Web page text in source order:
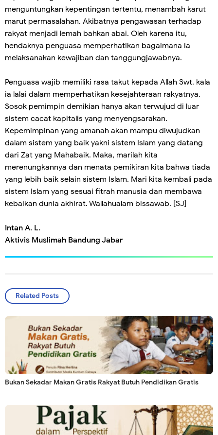
menguntungkan kepentingan tertentu, menambah karut
marut permasalahan. Akibatnya pengawasan terhadap
rakyat menjadi lemah bahkan abai. Oleh karena itu,
hendaknya penguasa memperhatikan bagaimana ia
melaksanakan kewajiban dan tanggungjawabnya.
Penguasa wajib memiliki rasa takut kepada Allah Swt. kala
ia lalai dalam memperhatikan kesejahteraan rakyatnya.
Sosok pemimpin demikian hanya akan terwujud di luar
sistem cacat kapitalis yang menyengsarakan.
Kepemimpinan yang amanah akan mampu diwujudkan
dalam sistem yang baik yakni sistem Islam yang datang
dari Zat yang Mahabaik. Maka, marilah kita
merenungkannya dan menata pemikiran kita bahwa tiada
yang lebih baik selain sistem Islam. Mari kita kembali pada
sistem Islam yang sesuai fitrah manusia dan membawa
kebaikan dunia akhirat. Wallahualam bissawab. [SJ]
Intan A. L.
Aktivis Muslimah Bandung Jabar
Related Posts
Bukan Sekadar Makan Gratis Rakyat Butuh Pendidikan Gratis